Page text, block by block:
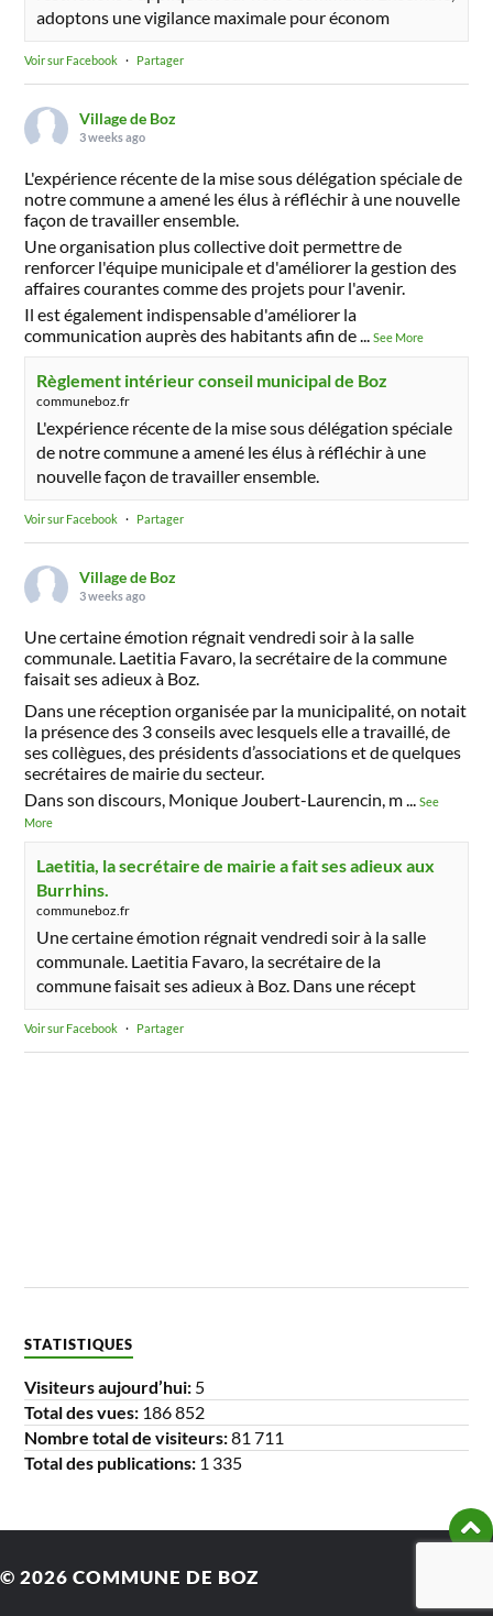
adoptons une vigilance maximale pour économ
Voir sur Facebook · Partager
Village de Boz
3 weeks ago
L'expérience récente de la mise sous délégation spéciale de
notre commune a amené les élus à réfléchir à une nouvelle
façon de travailler ensemble.
Une organisation plus collective doit permettre de
renforcer l'équipe municipale et d'améliorer la gestion des
affaires courantes comme des projets pour l'avenir.
Il est également indispensable d'améliorer la
communication auprès des habitants afin de...See More
Règlement intérieur conseil municipal de Boz
communeboz.fr
L'expérience récente de la mise sous délégation spéciale
de notre commune a amené les élus à réfléchir à une
nouvelle façon de travailler ensemble.
Voir sur Facebook · Partager
Village de Boz
3 weeks ago
Une certaine émotion régnait vendredi soir à la salle
communale. Laetitia Favaro, la secrétaire de la commune
faisait ses adieux à Boz.
Dans une réception organisée par la municipalité, on notait
la présence des 3 conseils avec lesquels elle a travaillé, de
ses collègues, des présidents d’associations et de quelques
secrétaires de mairie du secteur.
Dans son discours, Monique Joubert-Laurencin, m...See
More
Laetitia, la secrétaire de mairie a fait ses adieux aux
Burrhins.
communeboz.fr
Une certaine émotion régnait vendredi soir à la salle
communale. Laetitia Favaro, la secrétaire de la
commune faisait ses adieux à Boz. Dans une récept
Voir sur Facebook · Partager
STATISTIQUES
Visiteurs aujourd’hui: 5
Total des vues: 186 852
Nombre total de visiteurs:81 711
Total des publications: 1 335
© 2026 COMMUNE DE BOZ